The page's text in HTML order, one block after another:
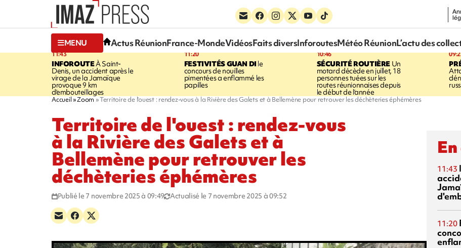
MENU Actus RéunionFrance-MondeVidéosFaits diversInforoutesMétéo RéunionL’actu des
11:43
INFOROUTEÀ Saint-
Denis, un accident après le
virage de la Jamaïque
provoque 9 km
d'embouteillages
11:20
FESTIVITÉSGUAN DIle
concours de nouilles
pimentées a enflammé les
papilles
10:46
SÉCURITÉ ROUTIÈRE Un
motard décède en juillet, 18
personnes tuées sur les
routes réunionnaises depuis
le début de l'année
Accueil Zoom Territoire de l'ouest : rendez-vous à la Rivière des Galets et à Bellemène pour retrouver les déchèteries éphémères
Territoire de l'ouest : rendez-vous
à la Rivière des Galets et à
Bellemène pour retrouver les
déchèteries éphémères
Publié le 7 novembre 2025 à 09:49 Actualisé le 7 novembre 2025 à 09:52
11:43
11:20